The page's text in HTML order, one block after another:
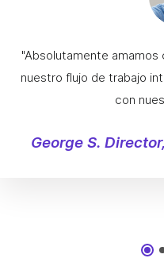
"Absolutamente amamos
nuestro flujo de trabajo
con
George S.